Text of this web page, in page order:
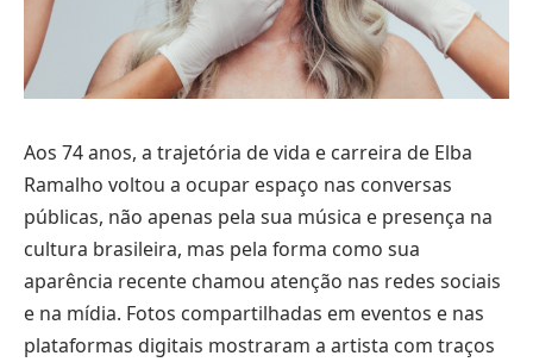
Aos 74 anos, a trajetória de vida e carreira de Elba
Ramalho voltou a ocupar espaço nas conversas
públicas, não apenas pela sua música e presença na
cultura brasileira, mas pela forma como sua
aparência recente chamou atenção nas redes sociais
e na mídia. Fotos compartilhadas em eventos e nas
plataformas digitais mostraram a artista com traços